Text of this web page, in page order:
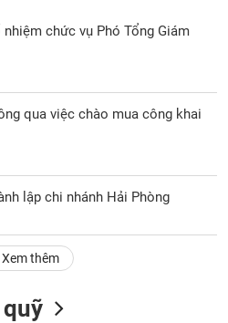
chức vụ Phó Tổng Giám
qua việc chào mua công khai
lập chi nhánh Hải Phòng
Xem thêm